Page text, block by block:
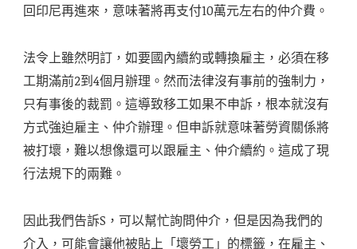
回印尼再進來，意味著將再支付10萬元左右的仲介費。
法令上雖然明訂，如要國內續約或轉換雇主，必須在移
工期滿前2到4個月辦理。然而法律沒有事前的強制力，
只有事後的裁罰。這導致移工如果不申訴，根本就沒有
方式強迫雇主、仲介辦理。但申訴就意味著勞資關係將
被打壞，難以想像還可以跟雇主、仲介續約。這成了現
行法規下的兩難。
因此我們告訴S，可以幫忙詢問仲介，但是因為我們的
介入，可能會讓他被貼上「壞勞工」的標籤，在雇主、